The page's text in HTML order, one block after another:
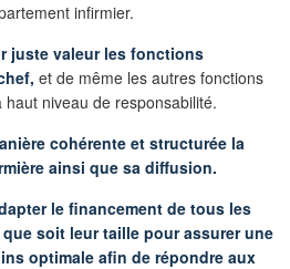
infirmier.
juste valeur les fonctions
et de même les autres fonctions
haut niveau de responsabilité.
cohérente et structurée la
ainsi que sa diffusion.
le financement de tous les
soit leur taille pour assurer une
optimale afin de répondre aux